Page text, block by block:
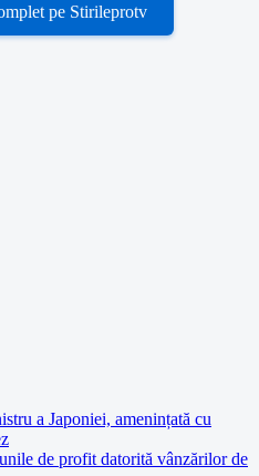
pe Stirileprotv
a Japoniei, amenințată cu
de profit datorită vânzărilor de